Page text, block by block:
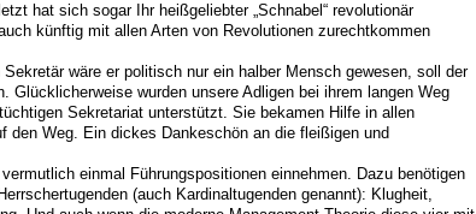
hat sich sogar Ihr heißgeliebter „Schnabel“ revolutionär
künftig mit allen Arten von Revolutionen zurechtkommen
wäre er politisch nur ein halber Mensch gewesen, soll der
wurden unsere Adligen bei ihrem langen Weg
Sekretariat unterstützt. Sie bekamen Hilfe in allen
den Weg. Ein dickes Dankeschön an die fleißigen und
einmal Führungspositionen einnehmen. Dazu benötigen
(auch Kardinaltugenden genannt): Klugheit,